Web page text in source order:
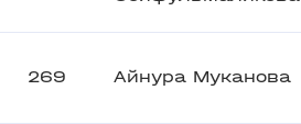
269 Айнура Муканова